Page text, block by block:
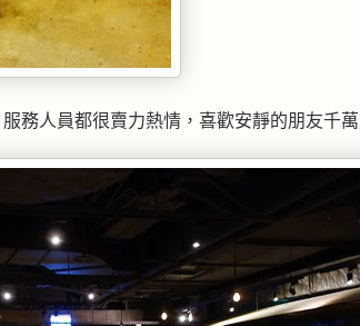
務人員都很賣力熱情，喜歡安靜的朋友千萬